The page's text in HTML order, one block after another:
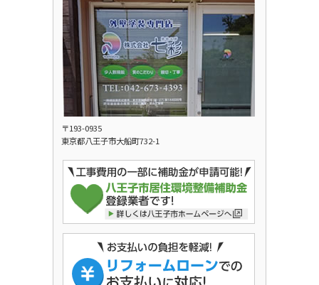
〒193-0935
東京都八王子市大船町732-1